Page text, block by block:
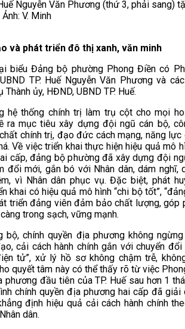
Nguyễn Văn Phương (thứ 3, phải sang)
V. Minh
và phát triển đô thị xanh, văn minh
biểu Đảng bộ phường Phong Điền có
TP. Huế Nguyễn Văn Phương và
ủy, HĐND, UBND TP. Huế.
hệ thống chính trị làm trụ cột cho mọi
ra mục tiêu xây dựng đội ngũ cán bộ,
chính trị, đạo đức cách mạng, năng lực
Về việc triển khai thực hiện hiệu quả mô
cấp, đảng bộ phường đã xây dựng đội
đổi mới, gắn bó với Nhân dân, dám nghĩ,
vì Nhân dân phục vụ. Đặc biệt, phát
khai có hiệu quả mô hình “chi bộ tốt”,
triển đảng viên đảm bảo chất lượng, góp
trong sạch, vững mạnh.
bộ, chính quyền địa phương không
cải cách hành chính gắn với chuyển
tử”, xử lý hồ sơ không chậm trễ,
quyết tâm này có thể thấy rõ từ việc
đầu tiên của TP. Huế sau hơn 1
chính quyền địa phương hai cấp đã giải
định hiệu quả cải cách hành chính
dân.